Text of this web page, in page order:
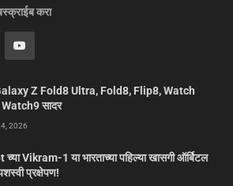
करा
Z Fold8 Ultra, Fold8, Flip8, Watch
सादर
2026
Vikram-1 या भारताच्या पहिल्या खासगी ऑर्बिटल
प्रक्षेपण!